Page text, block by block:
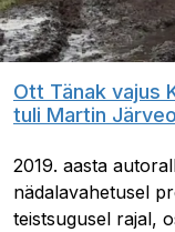
Ott Tänak vajus
tuli Martin
2019. aasta
nädalavahetusel
teistsugusel rajal,